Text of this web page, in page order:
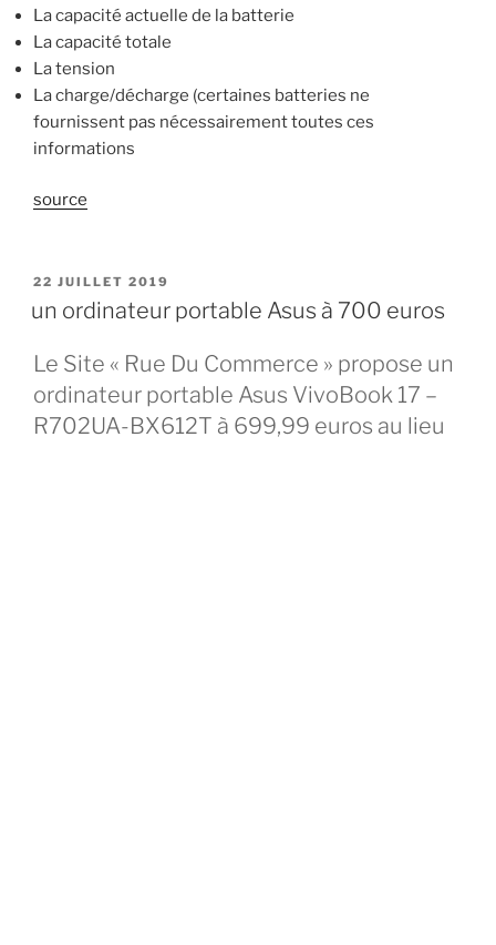
La capacité actuelle de la batterie
La capacité totale
La tension
La charge/décharge (certaines batteries ne
fournissent pas nécessairement toutes ces
informations
source
PUBLIÉ
22 JUILLET 2019
un ordinateur portable Asus à 700 euros
Le Site « Rue Du Commerce » propose un
ordinateur portable Asus VivoBook 17 –
R702UA-BX612T à 699,99 euros au lieu